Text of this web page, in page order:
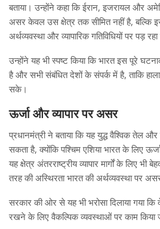
बताया। उन्होंने कहा कि ईरान, इजरायल और
असर केवल उस क्षेत्र तक सीमित नहीं है, बल्कि
अर्थव्यवस्था और व्यापारिक गतिविधियों पर पड़
उन्होंने यह भी स्पष्ट किया कि भारत इस पूरे
है और सभी संबंधित देशों के संपर्क में है, ताकि
सके।
ऊर्जा और व्यापार पर असर
प्रधानमंत्री ने बताया कि यह युद्ध वैश्विक तेल
सकता है, क्योंकि पश्चिम एशिया भारत के लिए
यह क्षेत्र अंतरराष्ट्रीय व्यापार मार्गों के लिए भी
तरह की अस्थिरता भारत की अर्थव्यवस्था पर
सरकार की ओर से यह भी भरोसा दिलाया गया
रखने के लिए वैकल्पिक व्यवस्थाओं पर काम किया